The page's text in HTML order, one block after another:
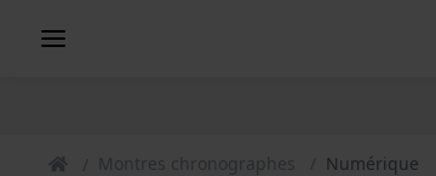
Montres chronographes Numérique